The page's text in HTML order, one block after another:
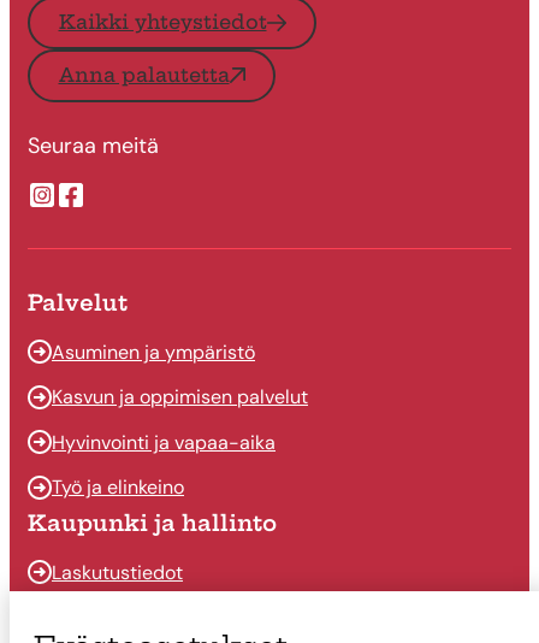
Kaikki yhteystiedot
Anna palautetta
Seuraa meitä
Suonenjoen kaupungin Instragram
Suonenjoen kaupungin Facebook
Palvelut
Asuminen ja ympäristö
Kasvun ja oppimisen palvelut
Hyvinvointi ja vapaa-aika
Työ ja elinkeino
Kaupunki ja hallinto
Laskutustiedot